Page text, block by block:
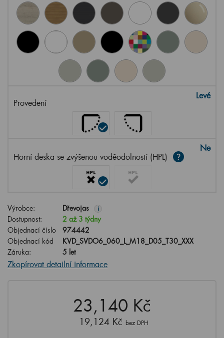
Provedení
Levé
Horní deska se zvýšenou voděodolností (HPL)
Ne
Výrobce: Dřevojas i
Dostupnost:
2 až 3 týdny
Objednací číslo
974442
Objednací kód
KVD_SVDO6_060_L_M18_D05_T30_XXX
Záruka:
5 let
Zkopírovat detailní informace
23,140 Kč
19,124 Kč bez DPH